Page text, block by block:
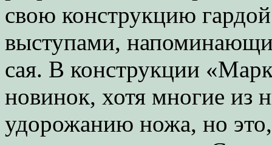
свою конструкцию
выступами,
сая. В конструкции
новинок, хотя многие из
удорожанию ножа, но